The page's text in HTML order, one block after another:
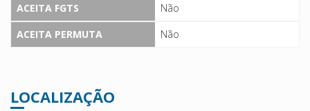
ACEITA FGTS
Não
ACEITA PERMUTA
Não
LOCALIZAÇÃO